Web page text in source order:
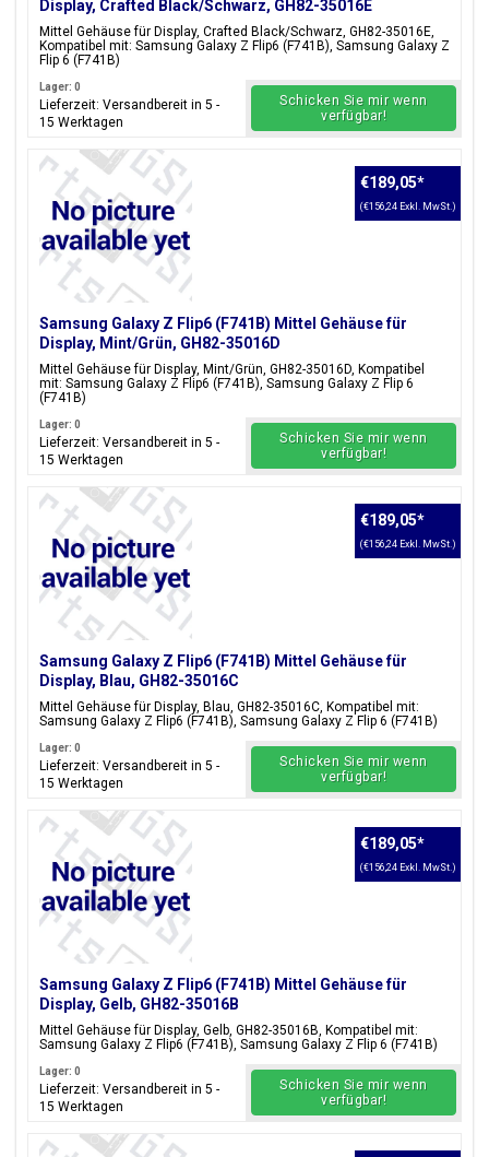
Display, Crafted Black/Schwarz, GH82-35016E
Mittel Gehäuse für Display, Crafted Black/Schwarz, GH82-35016E,
Kompatibel mit: Samsung Galaxy Z Flip6 (F741B), Samsung Galaxy Z
Flip 6 (F741B)
Lager: 0
Lieferzeit: Versandbereit in 5 -
15 Werktagen
Schicken Sie mir wenn
verfügbar!
Samsung Galaxy Z Flip6 (F741B) Mittel Gehäuse für
Display, Mint/Grün, GH82-35016D
Mittel Gehäuse für Display, Mint/Grün, GH82-35016D, Kompatibel
mit: Samsung Galaxy Z Flip6 (F741B), Samsung Galaxy Z Flip 6
(F741B)
€189,05*
(€156,24 Exkl. MwSt.)
Lager: 0
Lieferzeit: Versandbereit in 5 -
15 Werktagen
Schicken Sie mir wenn
verfügbar!
Samsung Galaxy Z Flip6 (F741B) Mittel Gehäuse für
Display, Blau, GH82-35016C
Mittel Gehäuse für Display, Blau, GH82-35016C, Kompatibel mit:
Samsung Galaxy Z Flip6 (F741B), Samsung Galaxy Z Flip 6 (F741B)
€189,05*
(€156,24 Exkl. MwSt.)
Lager: 0
Lieferzeit: Versandbereit in 5 -
15 Werktagen
Schicken Sie mir wenn
verfügbar!
Samsung Galaxy Z Flip6 (F741B) Mittel Gehäuse für
Display, Gelb, GH82-35016B
Mittel Gehäuse für Display, Gelb, GH82-35016B, Kompatibel mit:
Samsung Galaxy Z Flip6 (F741B), Samsung Galaxy Z Flip 6 (F741B)
€189,05*
(€156,24 Exkl. MwSt.)
Lager: 0
Lieferzeit: Versandbereit in 5 -
15 Werktagen
Schicken Sie mir wenn
verfügbar!